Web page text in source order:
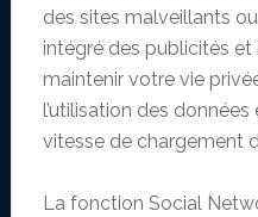
des sites malveillants
intégré des publicités
maintenir votre vie
l’utilisation des
vitesse de chargement
La fonction Social